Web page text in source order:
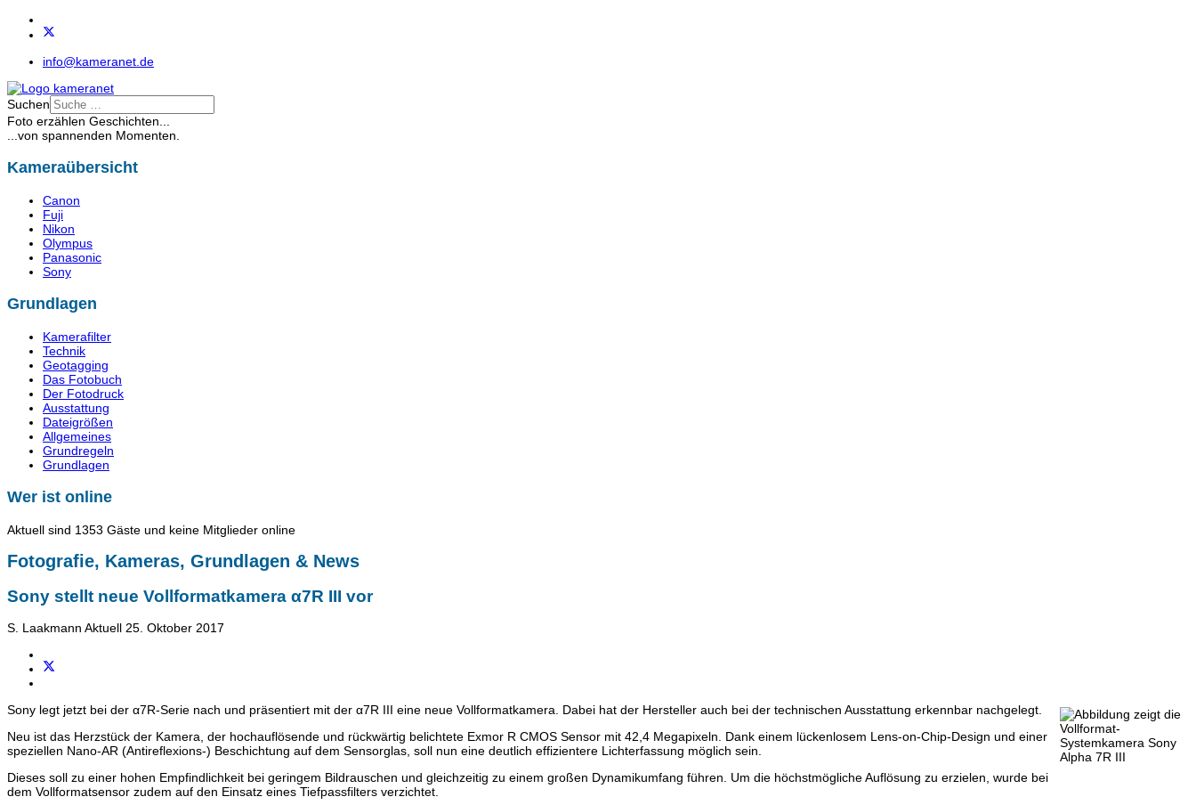
info@kameranet.de
Suchen
Foto erzählen Geschichten...
...von spannenden Momenten.
Kameraübersicht
Canon
Fuji
Nikon
Olympus
Panasonic
Sony
Grundlagen
Kamerafilter
Technik
Geotagging
Das Fotobuch
Der Fotodruck
Ausstattung
Dateigrößen
Allgemeines
Grundregeln
Grundlagen
Wer ist online
Aktuell sind 1353 Gäste und keine Mitglieder online
Fotografie, Kameras, Grundlagen & News
Sony stellt neue Vollformatkamera α7R III vor
S. Laakmann Aktuell 25. Oktober 2017
Sony legt jetzt bei der α7R-Serie nach und präsentiert mit der α7R III eine neue Vollformatkamera. Dabei hat der Hersteller auch bei der technischen Ausstattung erkennbar nachgelegt.
Neu ist das Herzstück der Kamera, der hochauflösende und rückwärtig belichtete Exmor R CMOS Sensor mit 42,4 Megapixeln. Dank einem lückenlosem Lens-on-Chip-Design und einer
speziellen Nano-AR (Antireflexions-) Beschichtung auf dem Sensorglas, soll nun eine deutlich effizientere Lichterfassung möglich sein.
Dieses soll zu einer hohen Empfindlichkeit bei geringem Bildrauschen und gleichzeitig zu einem großen Dynamikumfang führen. Um die höchstmögliche Auflösung zu erzielen, wurde bei
dem Vollformatsensor zudem auf den Einsatz eines Tiefpassfilters verzichtet.